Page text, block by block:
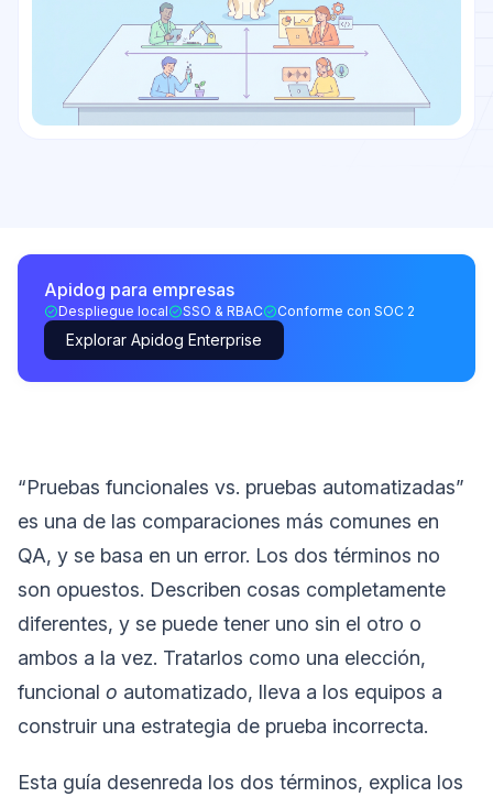
Apidog para empresas
Despliegue local SSO & RBAC Conforme con SOC 2
Explorar Apidog Enterprise
“Pruebas funcionales vs. pruebas automatizadas”
es una de las comparaciones más comunes en
QA, y se basa en un error. Los dos términos no
son opuestos. Describen cosas completamente
diferentes, y se puede tener uno sin el otro o
ambos a la vez. Tratarlos como una elección,
funcional o automatizado, lleva a los equipos a
construir una estrategia de prueba incorrecta.
Esta guía desenreda los dos términos, explica los